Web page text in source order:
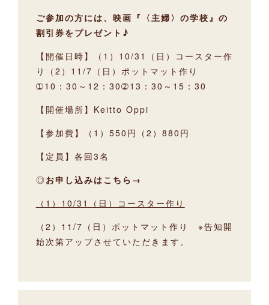
ご参加の方には、映画『〈主婦〉の学校』の
割引券をプレゼント♪
【開催日時】（1）10/31（日）コースター作
り（2）11/7（日）ポットマット作り
➀10：30～12：30➁13：30～15：30
【開催場所】Keitto Oppi
【参加費】（1）550円（2）880円
【定員】各回3名
◎お申し込みはこちら→
（1）10/31（日）コースター作り
（2）11/7（日）ポットマット作り ※告知開
始次第アップさせていただきます。